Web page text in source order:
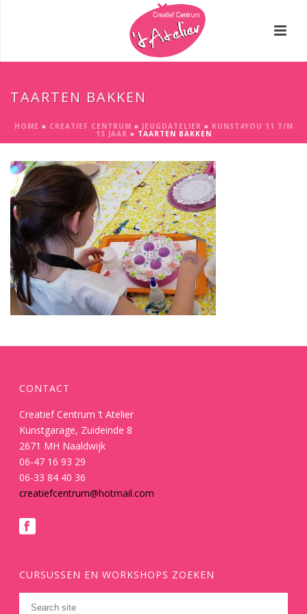
TAARTEN BAKKEN
HOME » CREATIEF CENTRUM » JEUGDATELIER » KUNST4YOU 11 T/M
15 JAAR » TAARTEN BAKKEN
CONTACT
Creatief Centrum ’t Atelier
Kunstgarage, Zuideinde 8
2671 MH Naaldwijk
06-47 16 93 29
06-33 84 40 36
creatiefcentrum@hotmail.com
CURSUSSEN EN WORKSHOPS ZOEKEN